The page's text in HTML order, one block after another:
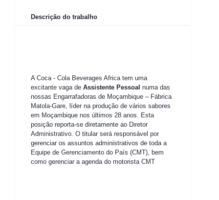
Descrição do trabalho
A Coca - Cola Beverages Africa tem uma
excitante vaga de Assistente Pessoal numa das
nossas Engarrafadoras de Moçambique – Fábrica
Matola-Gare, líder na produção de vários sabores
em Moçambique nos últimos 28 anos. Esta
posição reporta-se diretamente ao Diretor
Administrativo. O titular será responsável por
gerenciar os assuntos administrativos de toda a
Equipe de Gerenciamento do País (CMT), bem
como gerenciar a agenda do motorista CMT